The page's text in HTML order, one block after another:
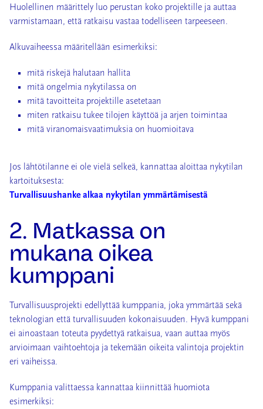
Huolellinen määrittely luo perustan koko projektille ja auttaa
varmistamaan, että ratkaisu vastaa todelliseen tarpeeseen.
Alkuvaiheessa määritellään esimerkiksi:
mitä riskejä halutaan hallita
mitä ongelmia nykytilassa on
mitä tavoitteita projektille asetetaan
miten ratkaisu tukee tilojen käyttöä ja arjen toimintaa
mitä viranomaisvaatimuksia on huomioitava
Jos lähtötilanne ei ole vielä selkeä, kannattaa aloittaa nykytilan
kartoituksesta:
Turvallisuushanke alkaa nykytilan ymmärtämisestä
2. Matkassa on
mukana oikea
kumppani
Turvallisuusprojekti edellyttää kumppania, joka ymmärtää sekä
teknologian että turvallisuuden kokonaisuuden. Hyvä kumppani
ei ainoastaan toteuta pyydettyä ratkaisua, vaan auttaa myös
arvioimaan vaihtoehtoja ja tekemään oikeita valintoja projektin
eri vaiheissa.
Kumppania valittaessa kannattaa kiinnittää huomiota
esimerkiksi: